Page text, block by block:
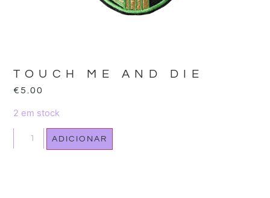
TOUCH ME AND DIE
€5.00
2 em stock
ADICIONAR